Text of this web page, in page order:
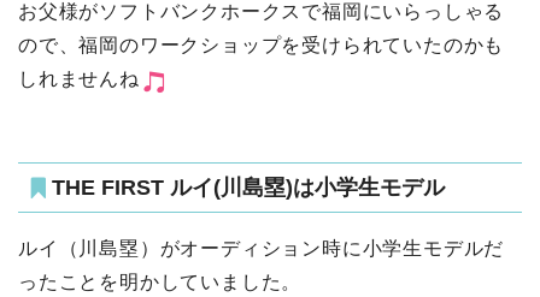
お父様がソフトバンクホークスで福岡にいらっしゃる
ので、福岡のワークショップを受けられていたのかも
しれませんね
THE FIRST ルイ(川島塁)は小学生モデル
ルイ（川島塁）がオーディション時に小学生モデルだ
ったことを明かしていました。